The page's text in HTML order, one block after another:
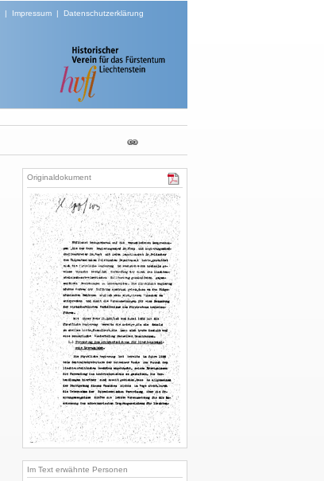
| Impressum| Datenschutzerklärung
Originaldokument
Im Text erwähnte Personen